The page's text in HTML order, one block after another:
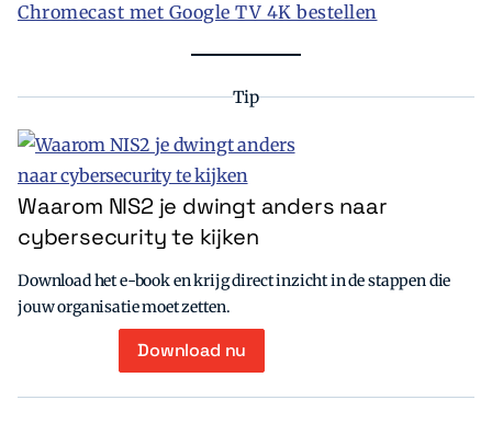
Chromecast met Google TV 4K bestellen
Tip
Waarom NIS2 je dwingt anders naar
cybersecurity te kijken
Download het e-book en krijg direct inzicht in de stappen die
jouw organisatie moet zetten.
Download nu